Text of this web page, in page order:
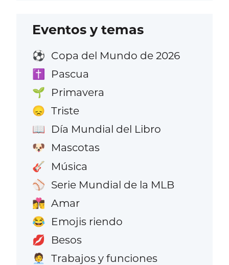
Eventos y temas
⚽ Copa del Mundo de 2026
✝️ Pascua
🌱 Primavera
😞 Triste
📖 Día Mundial del Libro
🐶 Mascotas
🎸 Música
⚾ Serie Mundial de la MLB
👩‍❤️‍💋‍👨 Amar
😂 Emojis riendo
💋 Besos
🧑‍💼 Trabajos y funciones